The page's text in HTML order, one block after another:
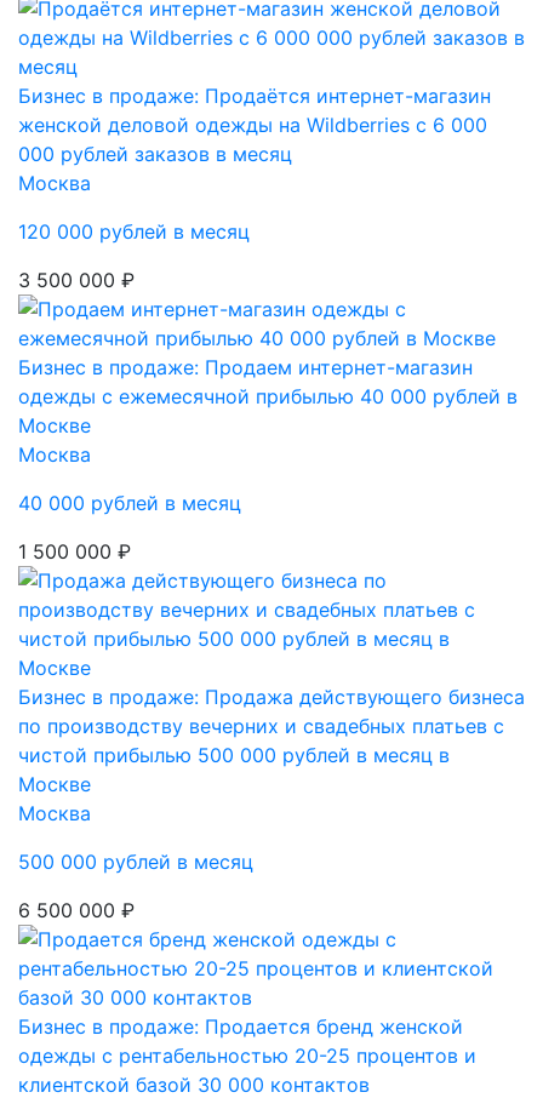
Бизнес в продаже: Продаётся интернет-магазин
женской деловой одежды на Wildberries с 6 000
000 рублей заказов в месяц
Москва
120 000 рублей в месяц
3 500 000 ₽
Бизнес в продаже: Продаем интернет-магазин
одежды с ежемесячной прибылью 40 000 рублей в
Москве
Москва
40 000 рублей в месяц
1 500 000 ₽
Бизнес в продаже: Продажа действующего бизнеса
по производству вечерних и свадебных платьев с
чистой прибылью 500 000 рублей в месяц в
Москве
Москва
500 000 рублей в месяц
6 500 000 ₽
Бизнес в продаже: Продается бренд женской
одежды с рентабельностью 20-25 процентов и
клиентской базой 30 000 контактов